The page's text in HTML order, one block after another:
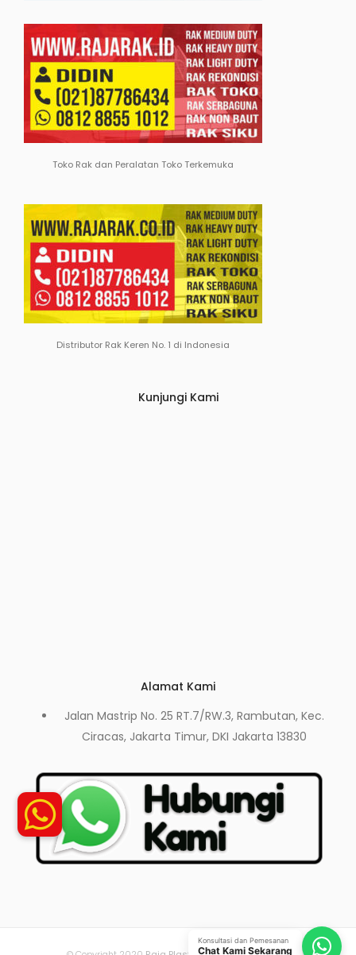
Toko Rak dan Peralatan Toko Terkemuka
Distributor Rak Keren No. 1 di Indonesia
Kunjungi Kami
Alamat Kami
Jalan Mastrip No. 25 RT.7/RW.3, Rambutan, Kec.
Ciracas, Jakarta Timur, DKI Jakarta 13830
Konsultasi dan Pemesanan
Chat Kami Sekarang